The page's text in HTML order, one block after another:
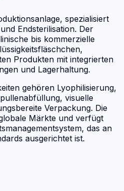
spezialisiert
Endsterilisation. Der
bis kommerzielle
Produkten mit integrierten
und Lagerhaltung.
gehören Lyophilisierung,
visuelle
Verpackung. Die
Märkte und verfügt
das an
ausgerichtet ist.